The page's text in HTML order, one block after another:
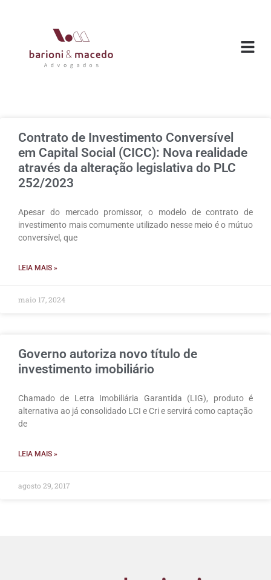
Contrato de Investimento Conversível
em Capital Social (CICC): Nova realidade
através da alteração legislativa do PLC
252/2023
Apesar do mercado promissor, o modelo de contrato de
investimento mais comumente utilizado nesse meio é o mútuo
conversível, que
LEIA MAIS »
maio 17, 2024
Governo autoriza novo título de
investimento imobiliário
Chamado de Letra Imobiliária Garantida (LIG), produto é
alternativa ao já consolidado LCI e Cri e servirá como captação
de
LEIA MAIS »
agosto 29, 2017